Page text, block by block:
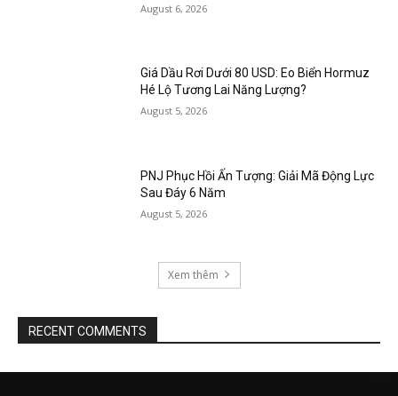
August 6, 2026
Giá Dầu Rơi Dưới 80 USD: Eo Biển Hormuz
Hé Lộ Tương Lai Năng Lượng?
August 5, 2026
PNJ Phục Hồi Ấn Tượng: Giải Mã Động Lực
Sau Đáy 6 Năm
August 5, 2026
Xem thêm
RECENT COMMENTS